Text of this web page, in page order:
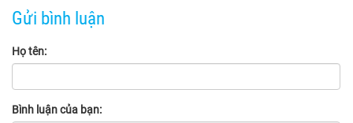
Gửi bình luận
Họ tên:
Bình luận của bạn: